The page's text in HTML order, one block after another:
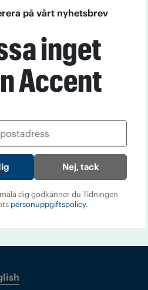
Många menar att
Ändå skrivs det
Lundkvist,
nummer av
Accent
på vårt nyhetsbrev
inget
Accent
Nej, tack
dig godkänner du Tidningen
personuppgiftspolicy.